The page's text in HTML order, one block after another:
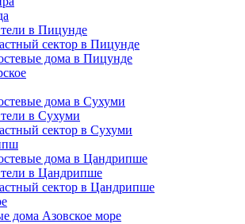
в Пицунде
сектор в Пицунде
дома в Пицунде
дома в Сухуми
в Сухуми
сектор в Сухуми
дома в Цандрипше
в Цандрипше
сектор в Цандрипше
дома Азовское море